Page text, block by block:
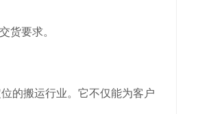
货要求。
的搬运行业。它不仅能为客户